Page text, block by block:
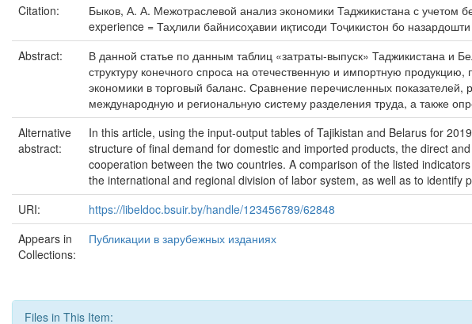
Citation:
Быков, А. А. Межотраслевой анализ экономики Таджикистана с учетом
experience = Таҳлили байнисоҳавии иқтисоди Тоҷикистон бо
Abstract:
В данной статье по данным таблиц «затраты-выпуск» Таджикистана и
структуру конечного спроса на отечественную и импортную
экономики в торговый баланс. Сравнение перечисленных
международную и региональную систему разделения труда, а также
Alternative
abstract:
In this article, using the input-output tables of Tajikistan and Belarus for
structure of final demand for domestic and imported products, the direct
cooperation between the two countries. A comparison of the listed
the international and regional division of labor system, as well as to
URI:
https://libeldoc.bsuir.by/handle/123456789/62848
Appears in
Collections:
Публикации в зарубежных изданиях
Files in This Item: